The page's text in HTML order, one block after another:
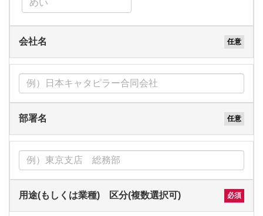
会社名
部署名
用途(もしくは業種) 区分(複数選択可)